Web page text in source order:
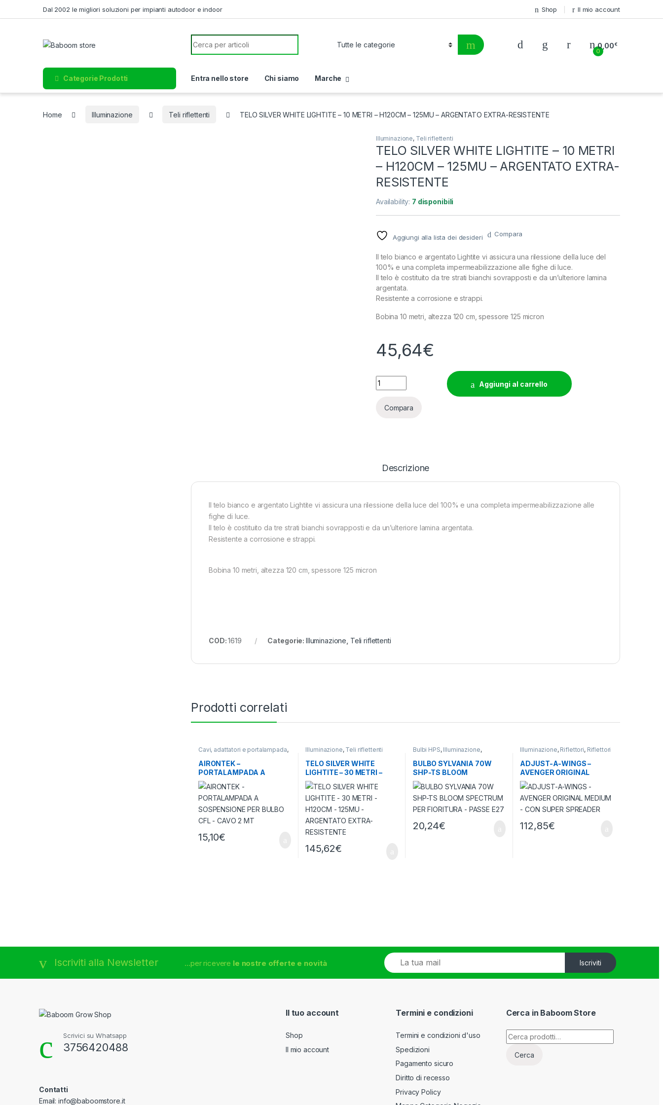
Dal 2002 le migliori soluzioni per impianti autodoor e indoor Shop Il mio account
Search for:
0
0,00€
Categorie Prodotti Entra nello store Chi siamo Marche
Home Illuminazione Teli riflettenti TELO SILVER WHITE LIGHTITE – 10 METRI – H120CM – 125MU – ARGENTATO EXTRA-RESISTENTE
Illuminazione, Teli riflettenti
TELO SILVER WHITE LIGHTITE – 10 METRI
– H120CM – 125MU – ARGENTATO EXTRA-
RESISTENTE
Availability: 7 disponibili
Aggiungi alla lista dei desideri Compara
Il telo bianco e argentato Lightite vi assicura una rilessione della luce del
100% e una completa impermeabilizzazione alle fighe di luce.
Il telo è costituito da tre strati bianchi sovrapposti e da un’ulteriore lamina
argentata.
Resistente a corrosione e strappi.
Bobina 10 metri, altezza 120 cm, spessore 125 micron
45,64€
TELO SILVER WHITE LIGHTITE - 10 METRI - H120CM - 125MU - ARGENTATO
Aggiungi al carrello
Compara
Descrizione
Il telo bianco e argentato Lightite vi assicura una rilessione della luce del 100% e una completa impermeabilizzazione alle
fighe di luce.
Il telo è costituito da tre strati bianchi sovrapposti e da un’ulteriore lamina argentata.
Resistente a corrosione e strappi.
Bobina 10 metri, altezza 120 cm, spessore 125 micron
COD:1619 Categorie: Illuminazione Teli riflettenti
Prodotti correlati
Cavi, adattatori e portalampada,
AIRONTEK –
PORTALAMPADA A
SOSPENSIONE PER BULBO
CFL – CAVO 2 MT
15,10€
Illuminazione, Teli riflettenti
TELO SILVER WHITE
LIGHTITE – 30 METRI –
H120CM – 125MU –
ARGENTATO EXTRA-
RESISTENTE
145,62€
Bulbi HPS, Illuminazione,
BULBO SYLVANIA 70W
SHP-TS BLOOM
SPECTRUM PER
FIORITURA – PASSE E27
20,24€
Illuminazione, Riflettori, Riflettori
ADJUST-A-WINGS –
AVENGER ORIGINAL
MEDIUM – CON SUPER
SPREADER
112,85€
Iscriviti alla Newsletter ...per ricevere le nostre offerte e novità
E
m
a
Iscriviti
Scrivici su Whatsapp
3756420488
Contatti
Email: info@baboomstore.it
Il tuo account
Shop
Il mio account
Termini e condizioni
Termini e condizioni d'uso
Spedizioni
Pagamento sicuro
Diritto di recesso
Privacy Policy
Cerca in Baboom Store
Cerca:
Cerca